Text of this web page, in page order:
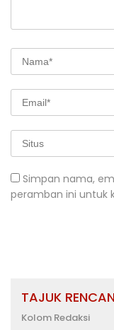
Simpan nama,
peramban ini untuk
TAJUK
Kolom Redaksi